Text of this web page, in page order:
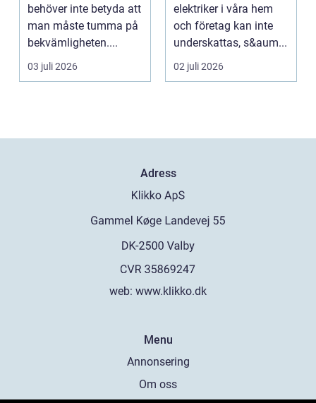
behöver inte betyda att
man måste tumma på
bekvämligheten....
03 juli 2026
elektriker i våra hem
och företag kan inte
underskattas, s&aum...
02 juli 2026
Adress
web: www.klikko.dk
Menu
Annonsering
Om oss